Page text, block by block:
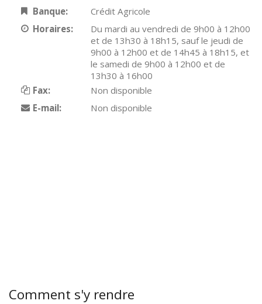
Banque:
Crédit Agricole
Horaires:
Du mardi au vendredi de 9h00 à 12h00
et de 13h30 à 18h15, sauf le jeudi de
9h00 à 12h00 et de 14h45 à 18h15, et
le samedi de 9h00 à 12h00 et de
13h30 à 16h00
Fax:
Non disponible
E-mail:
Non disponible
Comment s'y rendre